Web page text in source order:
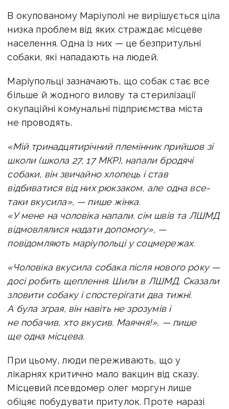
В окупованому Маріуполі не вирішується ціла
низка проблем від яких страждає місцеве
населення. Одна із них — це безпритульні
собаки, які нападають на людей.
Маріупольці зазначають, що собак стає все
більше й жодного вилову та стерилізації
окупаційні комунальні підприємства міста
не проводять.
«Мій тринадцятирічний племінник прийшов зі
школи (школа 27, 17 МКР), напали бродячі
собаки, він звичайно хлопець і став
відбиватися від них рюкзаком, але одна все-
таки вкусила», — пише жінка.
«У мене на чоловіка напали. сім швів та ЛШМД
відмовлялися надати допомогу», —
повідомляють маріупольці у соцмережах.
«Чоловіка вкусила собака після нового року —
досі робить щеплення. Шили в ЛШМД. Сказали
зловити собаку і спостерігати два тижні.
А була зграя, він навіть не зрозумів і
не побачив, хто вкусив. Маячня!», — пише
ще одна місцева.
При цьому, люди переживають, що у
лікарнях критично мало вакцин від сказу.
Місцевий псевдомер олег моргун лише
обіцяє побудувати притулок. Проте наразі